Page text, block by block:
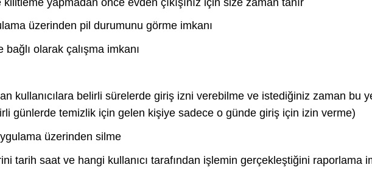
üzerinden pil durumunu görme imkanı
olarak çalışma imkanı
kullanıcılara belirli sürelerde giriş izni verebilme ve istediğiniz zaman bu
günlerde temizlik için gelen kişiye sadece o günde giriş için izin verme)
üzerinden silme
tarih saat ve hangi kullanıcı tarafından işlemin gerçekleştiğini raporlama